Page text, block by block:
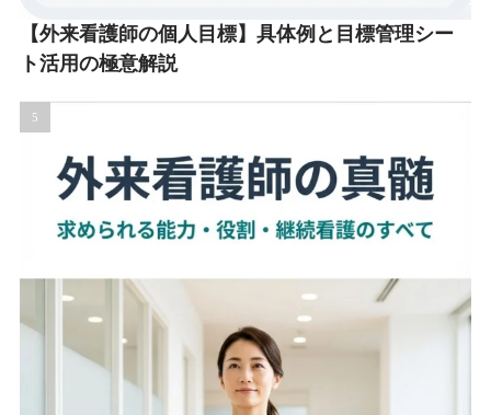
【外来看護師の個人目標】具体例と目標管理シー
ト活用の極意解説